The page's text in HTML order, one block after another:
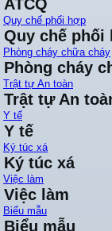
ATCQ
Quy chế phối hợp
Quy chế phối
Phòng cháy chữa cháy
Phòng cháy
Trật tự An toàn
Trật tự An
Y tế
Y tế
Ký túc xá
Ký túc xá
Việc làm
Việc làm
Biểu mẫu
Biểu mẫu